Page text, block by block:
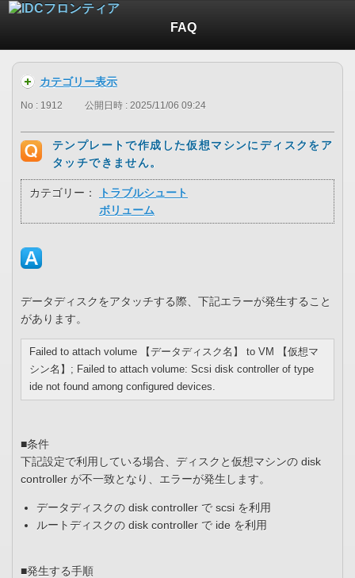
FAQ
カテゴリー表示
No : 1912 公開日時 : 2025/11/06 09:24
テンプレートで作成した仮想マシンにディスクをア
タッチできません。
カテゴリー：
トラブルシュート
ボリューム
データディスクをアタッチする際、下記エラーが発生すること
があります。
Failed to attach volume 【データディスク名】 to VM 【仮想マ
シン名】; Failed to attach volume: Scsi disk controller of type
ide not found among configured devices.
■条件
下記設定で利用している場合、ディスクと仮想マシンの disk
controller が不一致となり、エラーが発生します。
データディスクの disk controller で scsi を利用
ルートディスクの disk controller で ide を利用
■発生する手順